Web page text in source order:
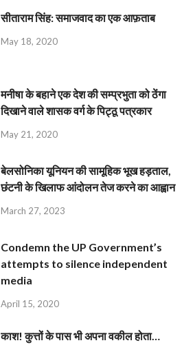
सीताराम सिंह: समाजवाद का एक आफ़ताब
May 18, 2020
मनीषा के बहाने एक देश की सम्प्रभुता को ठेंगा
दिखाने वाले शासक वर्ग के पिट्ठू पत्रकार
May 21, 2020
बेलसोनिका यूनियन की सामूहिक भूख हड़ताल,
छंटनी के खिलाफ आंदोलन तेज करने का आह्वान
March 27, 2023
Condemn the UP Government’s
attempts to silence independent
media
April 15, 2020
काश! कुत्तों के पास भी अपना वकील होता…